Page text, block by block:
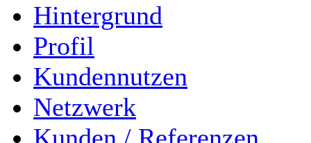
Hintergrund
Profil
Kundennutzen
Netzwerk